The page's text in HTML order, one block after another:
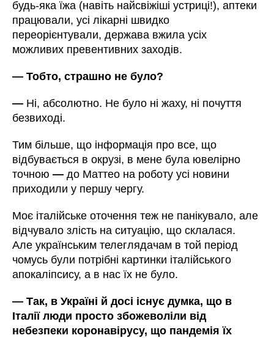
будь-яка їжа (навіть найсвіжіші устриці!), аптеки
працювали, усі лікарні швидко
переорієнтували, держава вжила усіх
можливих превентивних заходів.
—Тобто, страшно не було?
— Ні, абсолютно. Не було ні жаху, ні почуття
безвиході.
Тим більше, що інформація про все, що
відбувається в окрузі, в мене була ювелірно
точною— до Маттео на роботу усі новини
приходили у першу чергу.
Моє італійське оточення теж не панікувало, але
відчувало злість на ситуацію, що склалася.
Але українським телеглядачам в той період
чомусь були потрібні картинки італійського
апокаліпсису, а в нас їх не було.
—Так, в Україні й досі існує думка, що в
Італії люди просто збожеволіли від
небезпеки коронавірусу, що пандемія їх